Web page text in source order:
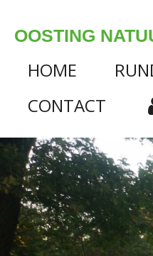
direct
naar
hoofdinhoud
OOSTING
HOME
CONTACT